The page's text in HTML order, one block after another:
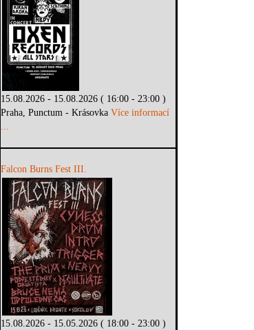
15.08.2026 - 15.08.2026 ( 16:00 - 23:00 )
Praha, Punctum - KrásovkaVíce informací
...
Falcon Burns Fest III.
15.08.2026 - 15.05.2026 ( 18:00 - 23:00 )